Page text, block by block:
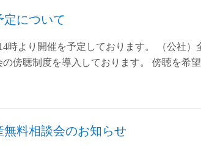
定について
時より開催を予定しております。 （公社
傍聴制度を導入しております。 傍聴を希
料相談会のお知らせ